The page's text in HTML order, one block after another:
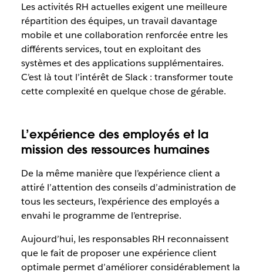
Les activités RH actuelles exigent une meilleure
répartition des équipes, un travail davantage
mobile et une collaboration renforcée entre les
différents services, tout en exploitant des
systèmes et des applications supplémentaires.
C’est là tout l’intérêt de Slack : transformer toute
cette complexité en quelque chose de gérable.
L’expérience des employés et la
mission des ressources humaines
De la même manière que l’expérience client a
attiré l’attention des conseils d’administration de
tous les secteurs, l’expérience des employés a
envahi le programme de l’entreprise.
Aujourd’hui, les responsables RH reconnaissent
que le fait de proposer une expérience client
optimale permet d’améliorer considérablement la